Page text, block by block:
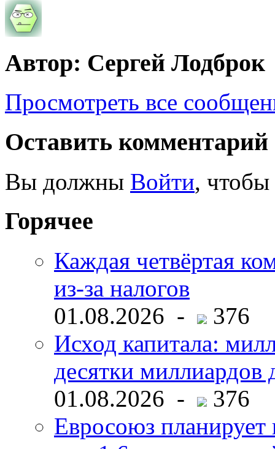
Автор: Сергей Лодброк
Просмотреть все
Оставить комментарий
Вы должны Войти, чтобы
Горячее
Каждая четвёртая
из-за налогов
01.08.2026 -
376
Исход капитала:
десятки миллиардов
01.08.2026 -
376
Евросоюз планирует